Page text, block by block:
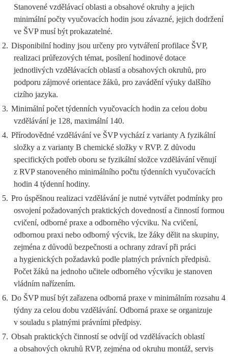
Stanovené vzdělávací oblasti a obsahové okruhy a jejich
minimální počty vyučovacích hodin jsou závazné, jejich dodržení
ve ŠVP musí být prokazatelné.
2. Disponibilní hodiny jsou určeny pro vytváření profilace ŠVP,
realizaci průřezových témat, posílení hodinové dotace
jednotlivých vzdělávacích oblastí a obsahových okruhů, pro
podporu zájmové orientace žáků, pro zavádění výuky dalšího
cizího jazyka.
3. Minimální počet týdenních vyučovacích hodin za celou dobu
vzdělávání je 128, maximální 140.
4. Přírodovědné vzdělávání ve ŠVP vychází z varianty A fyzikální
složky a z varianty B chemické složky v RVP. Z důvodu
specifických potřeb oboru se fyzikální složce vzdělávání věnují
z RVP stanoveného minimálního počtu týdenních vyučovacích
hodin 4 týdenní hodiny.
5. Pro úspěšnou realizaci vzdělávání je nutné vytvářet podmínky pro
osvojení požadovaných praktických dovedností a činností formou
cvičení, odborné praxe a odborného výcviku. Na cvičení,
odbornou praxi nebo odborný výcvik, lze žáky dělit na skupiny,
zejména z důvodů bezpečnosti a ochrany zdraví při práci
a hygienických požadavků podle platných právních předpisů.
Počet žáků na jednoho učitele odborného výcviku je stanoven
vládním nařízením.
6. Do ŠVP musí být zařazena odborná praxe v minimálním rozsahu 4
týdny za celou dobu vzdělávání. Odborná praxe se organizuje
v souladu s platnými právními předpisy.
7. Obsah praktických činností se odvíjí od vzdělávacích oblastí
a obsahových okruhů RVP, zejména od okruhu montáž, servis